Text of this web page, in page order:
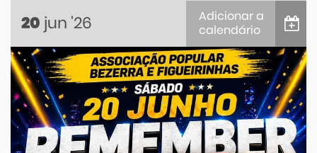
20 jun '26
Adicionar a
calendário
iCalendar
Google Calendar
Outlook
Outlook Online